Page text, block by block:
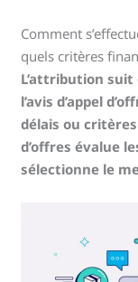
Comment
quels critères
L’attribution
l’avis d’appel
délais ou
d’offres évalue
sélectionne le